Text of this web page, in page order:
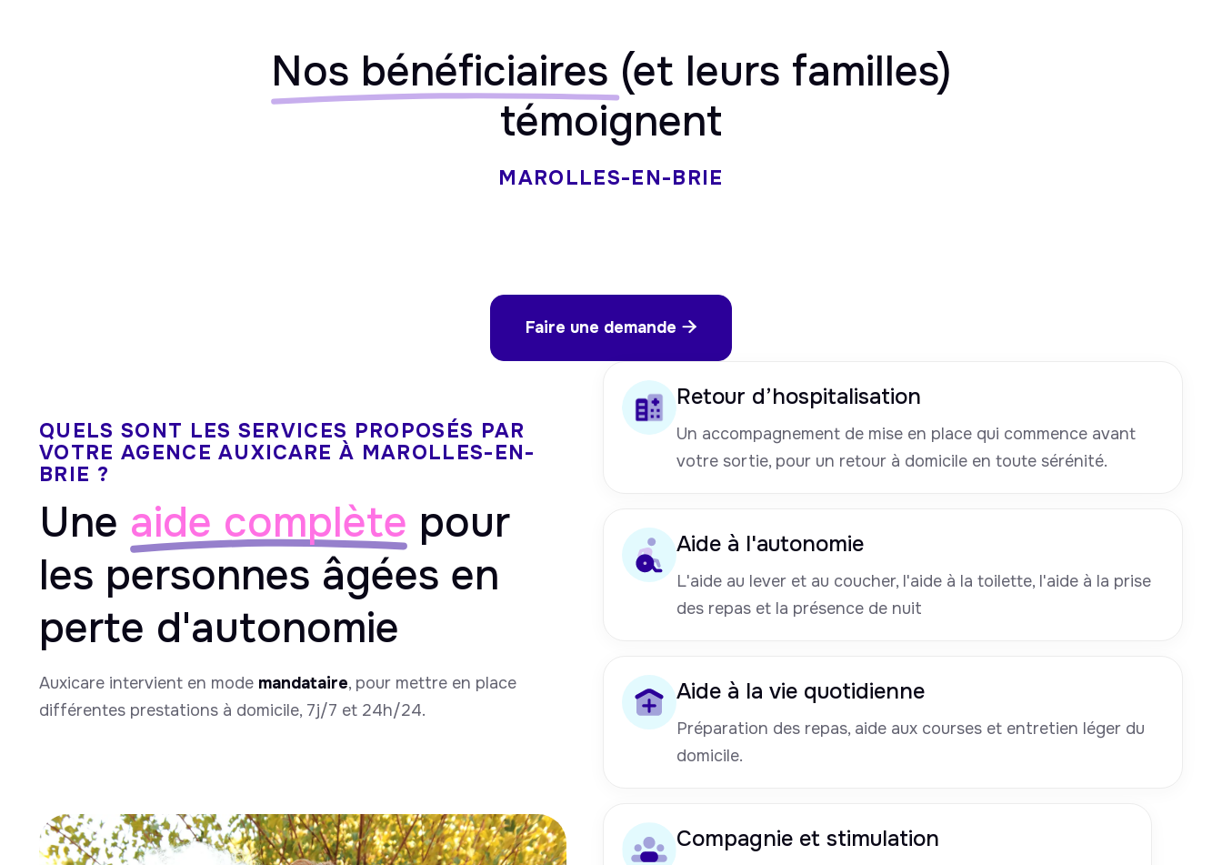
Nos bénéficiaires (et leurs familles)
témoignent
MAROLLES-EN-BRIE
Faire une demande 
QUELS SONT LES SERVICES PROPOSÉS PAR
VOTRE AGENCE AUXICARE À MAROLLES-EN-
BRIE ?
Une aide complète pour
les personnes âgées en
perte d'autonomie
Auxicare intervient en mode mandataire, pour mettre en place
différentes prestations à domicile, 7j/7 et 24h/24.
Retour d’hospitalisation
Un accompagnement de mise en place qui commence avant
votre sortie, pour un retour à domicile en toute sérénité.
Aide à l'autonomie
L'aide au lever et au coucher, l'aide à la toilette, l'aide à la prise
des repas et la présence de nuit
Aide à la vie quotidienne
Préparation des repas, aide aux courses et entretien léger du
domicile.
Compagnie et stimulation